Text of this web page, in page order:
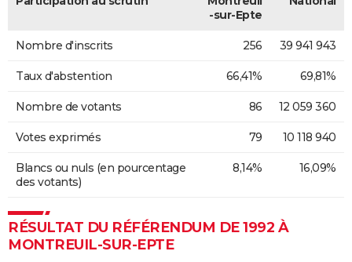
-sur-Epte
Nombre d'inscrits 256 39 941 943
Taux d'abstention 66,41% 69,81%
Nombre de votants 86 12 059 360
Votes exprimés 79 10 118 940
Blancs ou nuls (en pourcentage
des votants)
8,14% 16,09%
RÉSULTAT DU RÉFÉRENDUM DE 1992 À
MONTREUIL-SUR-EPTE